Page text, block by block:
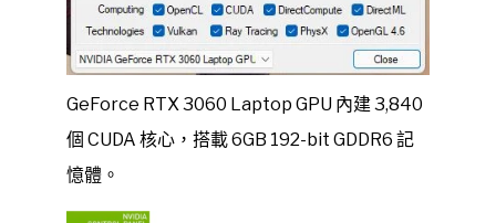
GeForce RTX 3060 Laptop GPU 內建 3,840
個 CUDA 核心，搭載 6GB 192-bit GDDR6 記
憶體。